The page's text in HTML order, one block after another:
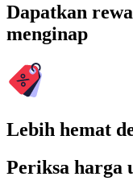
Dapatkan
menginap
Lebih hemat
Periksa harga